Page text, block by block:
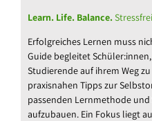
Learn. Life. Balance.
Erfolgreiches Lernen muss
Guide begleitet
Studierende auf ihrem Weg
praxisnahen Tipps zur
passenden Lernmethode
aufzubauen. Ein Fokus liegt